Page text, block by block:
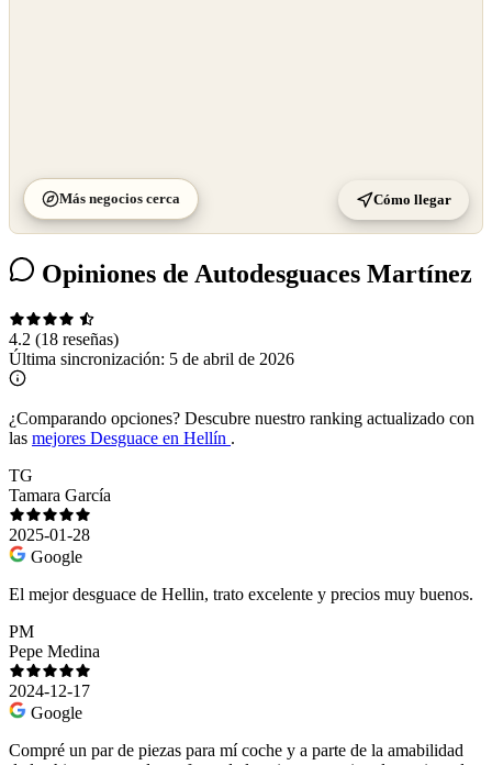
Más negocios cerca Cómo llegar
Opiniones de Autodesguaces Martínez
4.2 (18 reseñas)
Última sincronización: 5 de abril de 2026
¿Comparando opciones? Descubre nuestro ranking actualizado con
las mejores Desguace en Hellín .
TG
Tamara García
2025-01-28
Google
El mejor desguace de Hellin, trato excelente y precios muy buenos.
PM
Pepe Medina
2024-12-17
Google
Compré un par de piezas para mí coche y a parte de la amabilidad